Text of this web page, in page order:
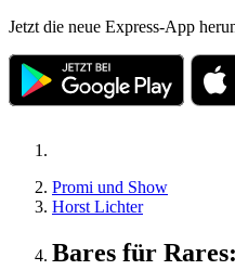
Jetzt die neue Express-App
Promi und Show
Horst Lichter
Bares für